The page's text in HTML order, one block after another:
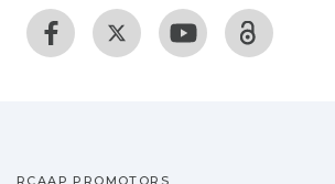
RCAAP PROMOTORS